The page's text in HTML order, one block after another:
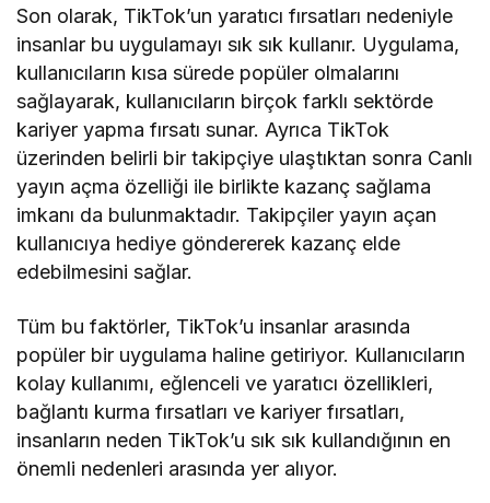
Son olarak, TikTok’un yaratıcı fırsatları nedeniyle
insanlar bu uygulamayı sık sık kullanır. Uygulama,
kullanıcıların kısa sürede popüler olmalarını
sağlayarak, kullanıcıların birçok farklı sektörde
kariyer yapma fırsatı sunar. Ayrıca TikTok
üzerinden belirli bir takipçiye ulaştıktan sonra Canlı
yayın açma özelliği ile birlikte kazanç sağlama
imkanı da bulunmaktadır. Takipçiler yayın açan
kullanıcıya hediye göndererek kazanç elde
edebilmesini sağlar.
Tüm bu faktörler, TikTok’u insanlar arasında
popüler bir uygulama haline getiriyor. Kullanıcıların
kolay kullanımı, eğlenceli ve yaratıcı özellikleri,
bağlantı kurma fırsatları ve kariyer fırsatları,
insanların neden TikTok’u sık sık kullandığının en
önemli nedenleri arasında yer alıyor.